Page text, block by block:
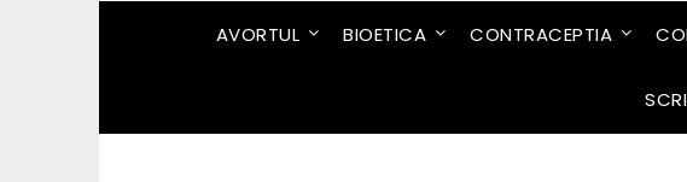
AVORTUL BIOETICA CONTRACEPTIA